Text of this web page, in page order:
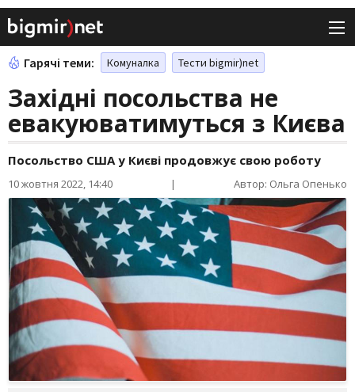
Гарячі теми: Комуналка Тести bigmir)net
Західні посольства не
евакуюватимуться з Києва
Посольство США у Києві продовжує свою роботу
10 жовтня 2022, 14:40 | Автор: Ольга Опенько